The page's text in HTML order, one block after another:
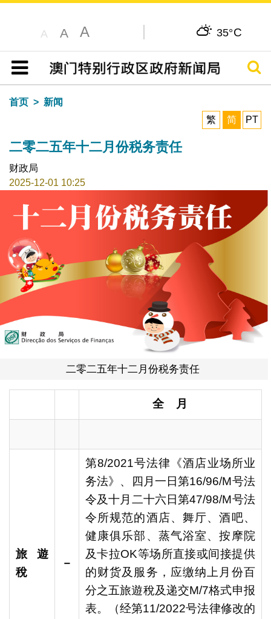
A A A 35°C
目录
搜寻
首页
新闻
繁
简 PT
二零二五年十二月份税务责任
财政局
2025-12-01 10:25
二零二五年十二月份税务责任
全 月
旅遊
稅
－
第8/2021号法律《酒店业场所业
务法》、四月一日第16/96/M号法
令及十月二十六日第47/98/M号法
令所规范的酒店、舞厅、酒吧、
健康俱乐部、蒸气浴室、按摩院
及卡拉OK等场所直接或间接提供
的财货及服务，应缴纳上月份百
分之五旅遊稅及递交M/7格式申报
表。（经第11/2022号法律修改的